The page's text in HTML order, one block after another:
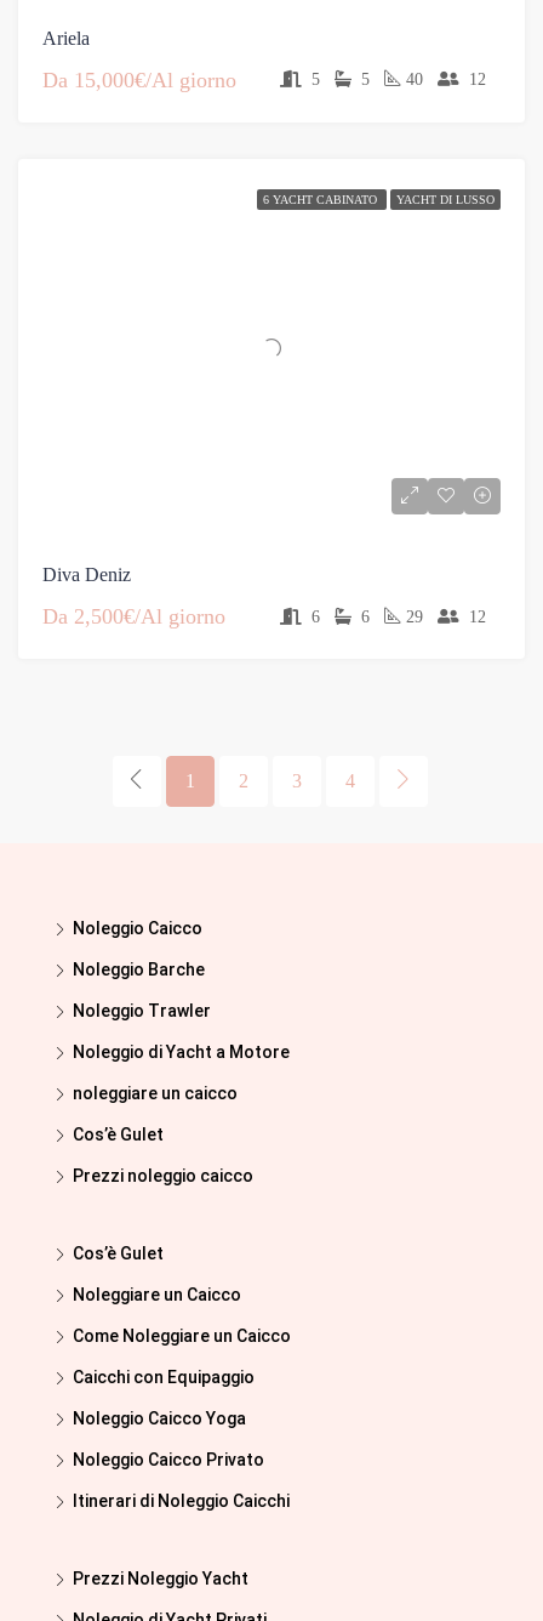
Ariela
Da 15,000€/Al giorno 5 5 40 12
6 YACHT CABINATO YACHT DI LUSSO
Diva Deniz
Da 2,500€/Al giorno 6 6 29 12
1 2 3 4
Noleggio Caicco
Noleggio Barche
Noleggio Trawler
Noleggio di Yacht a Motore
noleggiare un caicco
Cos’è Gulet
Prezzi noleggio caicco
Cos’è Gulet
Noleggiare un Caicco
Come Noleggiare un Caicco
Caicchi con Equipaggio
Noleggio Caicco Yoga
Noleggio Caicco Privato
Itinerari di Noleggio Caicchi
Prezzi Noleggio Yacht